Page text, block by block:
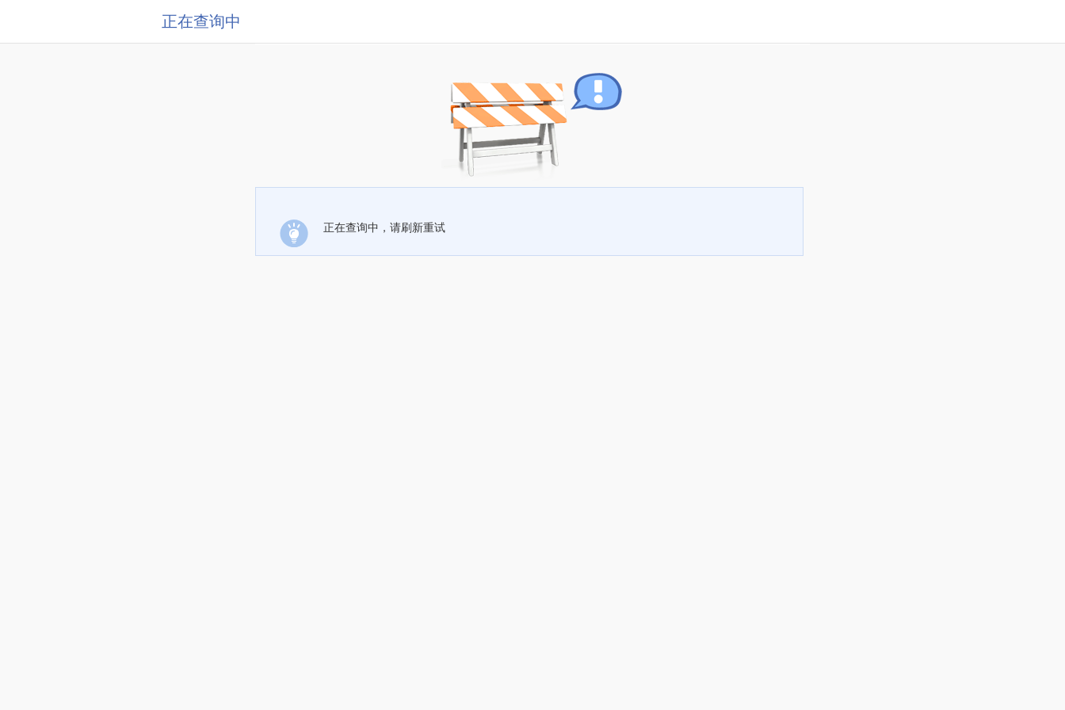
正在查询中
正在查询中，请刷新重试